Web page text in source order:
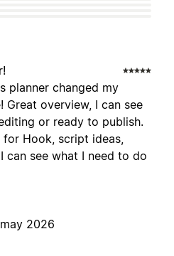
planner changed my
Great overview, I can see
or ready to publish.
for Hook, script ideas,
can see what I need to do
2026